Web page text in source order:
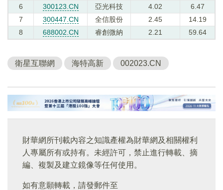
6
300123.CN 亞光科技 4.02
6.47
7
300447.CN 全信股份 2.45
14.19
8
688002.CN 睿創微納 2.21 59.64
衛星互聯網 海特高新 002023.CN
財華網所刊載內容之知識產權為財華網及相關權利
人專屬所有或持有。未經許可，禁止進行轉載、摘
編、複製及建立鏡像等任何使用。
如有意願轉載，請發郵件至